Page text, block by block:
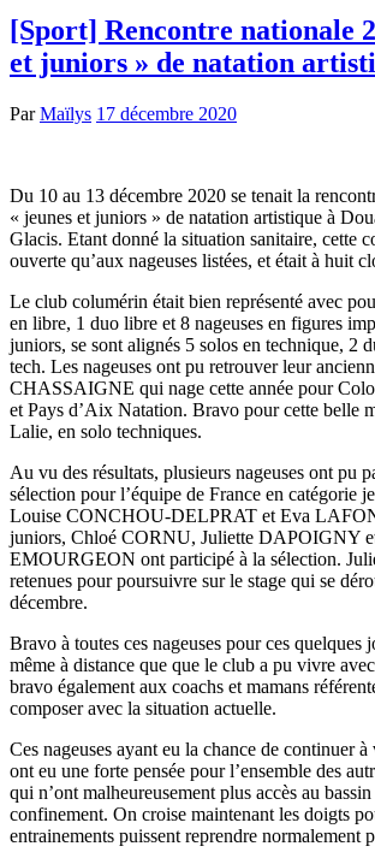
[Sport] Rencontre nationale
et juniors » de natation
Par Maïlys 17 décembre 2020
Du 10 au 13 décembre 2020 se tenait la
« jeunes et juniors » de natation artistique à
Glacis. Etant donné la situation sanitaire, cette
ouverte qu’aux nageuses listées, et était à huit
Le club columérin était bien représenté avec
en libre, 1 duo libre et 8 nageuses en figures
juniors, se sont alignés 5 solos en technique, 2
tech. Les nageuses ont pu retrouver leur
CHASSAIGNE qui nage cette année pour
et Pays d’Aix Natation. Bravo pour cette belle
Lalie, en solo techniques.
Au vu des résultats, plusieurs nageuses ont pu
sélection pour l’équipe de France en catégorie
Louise CONCHOU-DELPRAT et Eva
juniors, Chloé CORNU, Juliette DAPOIGNY
EMOURGEON ont participé à la sélection.
retenues pour poursuivre sur le stage qui se
décembre.
Bravo à toutes ces nageuses pour ces quelques
même à distance que que le club a pu vivre
bravo également aux coachs et mamans
composer avec la situation actuelle.
Ces nageuses ayant eu la chance de continuer
ont eu une forte pensée pour l’ensemble des
qui n’ont malheureusement plus accès au
confinement. On croise maintenant les doigts
entrainements puissent reprendre normalement